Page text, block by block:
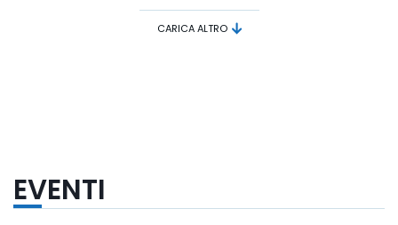
CARICA ALTRO
EVENTI